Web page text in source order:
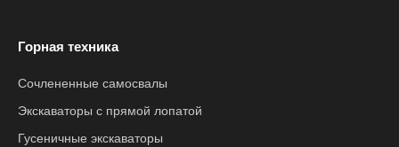
Горная техника
Сочлененные самосвалы
Экскаваторы с прямой лопатой
Гусеничные экскаваторы